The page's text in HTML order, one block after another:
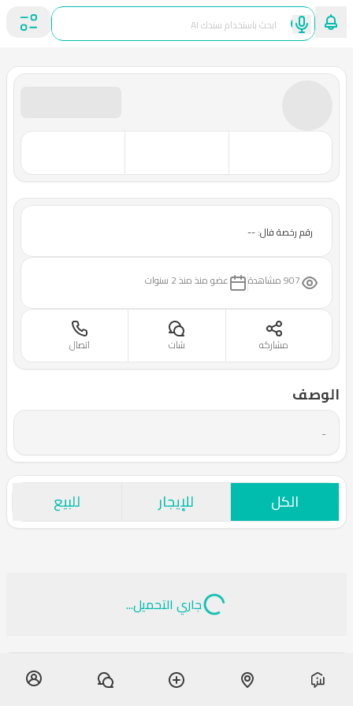
رقم رخصة فال: --
907 مشاهدة عضو منذمنذ 2 سنوات
اتصال شات مشاركه
الوصف
-
الكل للإيجار للبيع
جاري التحميل...